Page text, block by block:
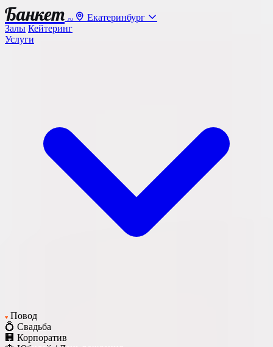
Банкет .ru
Екатеринбург
Залы Кейтеринг
Услуги
♥ Повод
💍 Свадьба
🏢 Корпоратив